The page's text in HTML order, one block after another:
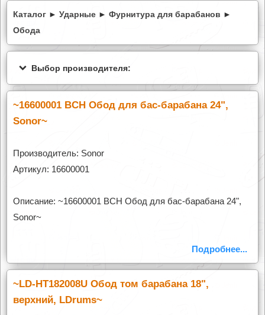
Каталог ► Ударные ► Фурнитура для барабанов ►
Обода
Выбор производителя:
~16600001 BCH Обод для бас-барабана 24",
Sonor~
Производитель: Sonor
Артикул: 16600001
Описание: ~16600001 BCH Обод для бас-барабана 24",
Sonor~
Подробнее...
~LD-HT182008U Обод том барабана 18",
верхний, LDrums~